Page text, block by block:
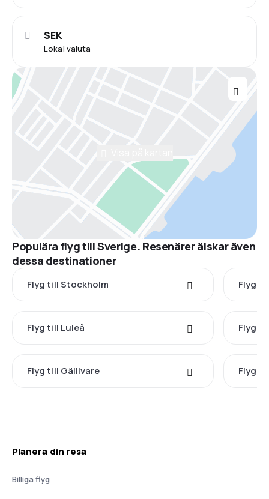
Lokal valuta
SEK
Populära flyg till Sverige. Resenärer älskar även
dessa destinationer
Flyg till Stockholm Flyg
Flyg till Luleå Flyg
Flyg till Gällivare Flyg
Planera din resa
Billiga flyg